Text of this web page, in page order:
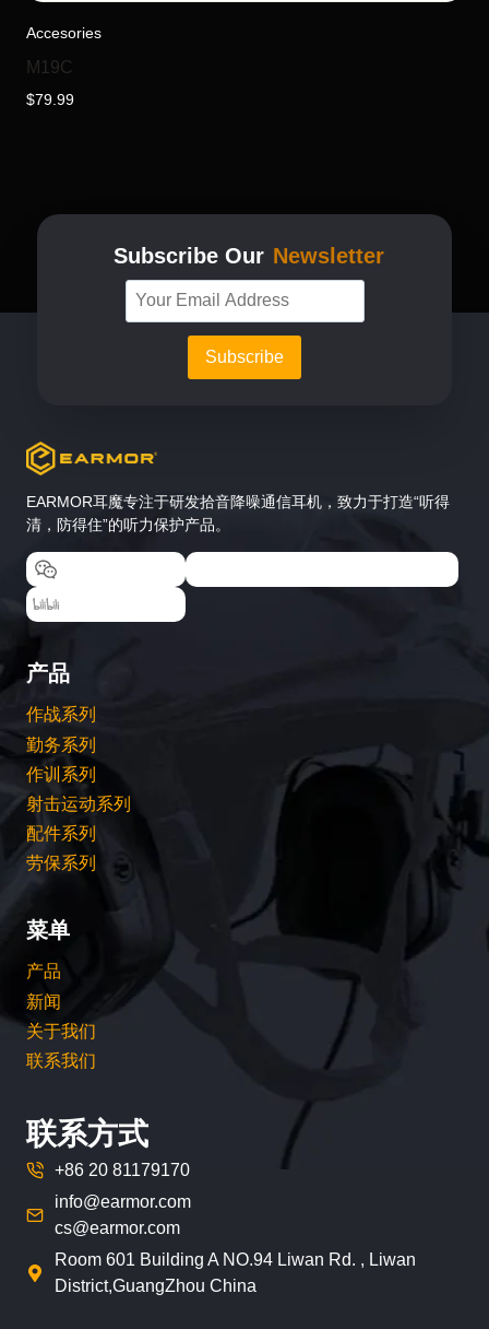
Accesories
M19C
$79.99
Subscribe Our Newsletter
EARMOR耳魔专注于研发拾音降噪通信耳机，致力于打造“听得
清，防得住”的听力保护产品。
产品
作战系列
勤务系列
作训系列
射击运动系列
配件系列
劳保系列
菜单
产品
新闻
关于我们
联系我们
联系方式
+86 20 81179170
info@earmor.com
cs@earmor.com
Room 601 Building A NO.94 Liwan Rd. , Liwan
District,GuangZhou China